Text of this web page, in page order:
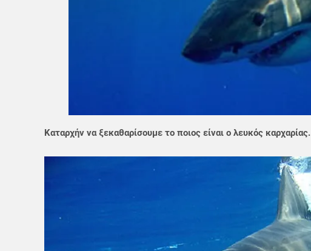
Καταρχήν να ξεκαθαρίσουμε το ποιος είναι ο λευκός καρχαρίας.